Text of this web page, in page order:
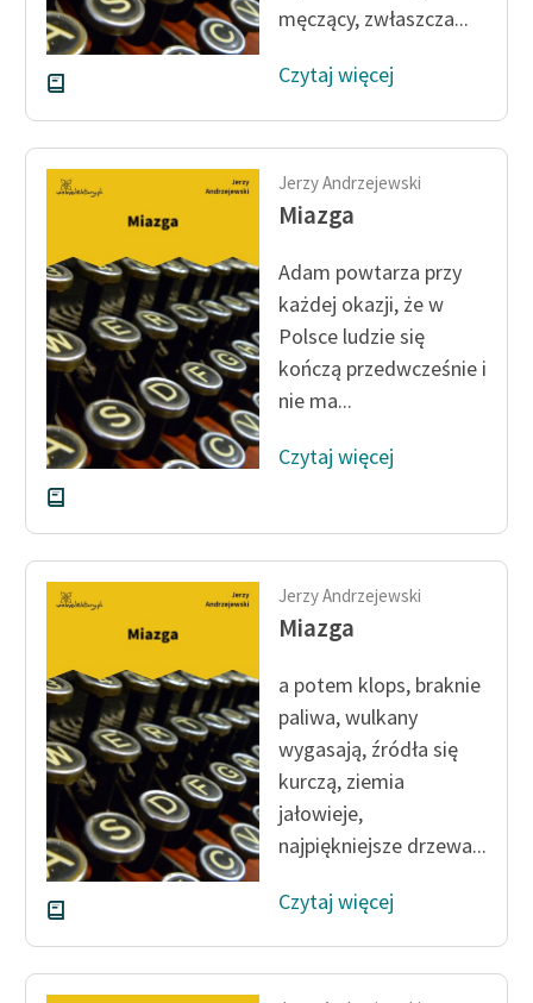
Wolnych Lektur
Logotypy
Materiały promocyjne
Polityka prywatności
Regulamin biblioteki
Dane fundacji i
sprawozdania finansowe
Regulamin darowizn
Informacja o treściach
wrażliwych
Deklaracja dostępności
męczący, zwłaszcza...
Czytaj więcej
Jerzy Andrzejewski
Miazga
Adam powtarza przy
każdej okazji, że w
Polsce ludzie się
kończą przedwcześnie i
nie ma...
Czytaj więcej
Jerzy Andrzejewski
Miazga
a potem klops, brak­nie
paliwa, wulkany
wygasają, źródła się
kurczą, ziemia
jałowieje,
najpiękniejsze drzewa...
Czytaj więcej